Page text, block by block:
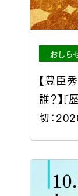
おしら
【豊臣
誰？】
切：